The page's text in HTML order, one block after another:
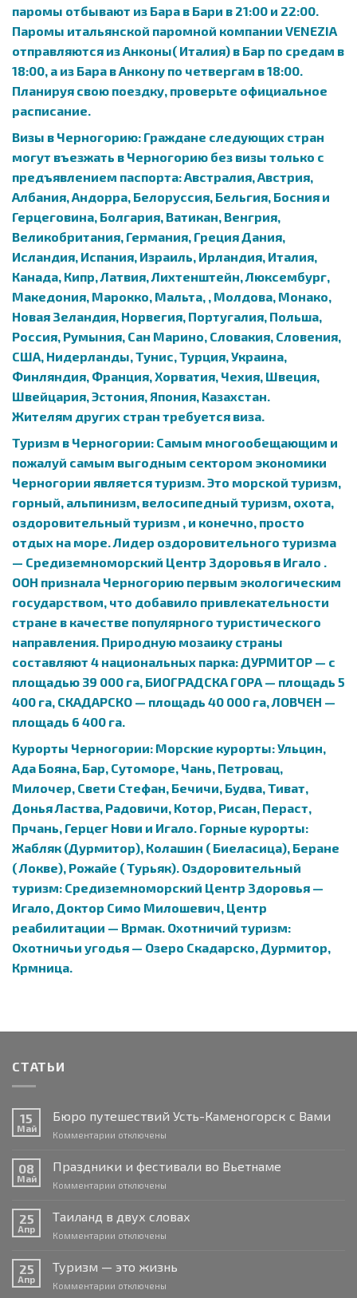
паромы отбывают из Бара в Бари в 21:00 и 22:00.
Паромы итальянской паромной компании VENEZIA
отправляются из Анконы( Италия) в Бар по средам в
18:00, а из Бара в Анкону по четвергам в 18:00.
Планируя свою поездку, проверьте официальное
расписание.
Визы в Черногорию: Граждане следующих стран
могут въезжать в Черногорию без визы только с
предъявлением паспорта: Австралия, Австрия,
Албания, Андорра, Белоруссия, Бельгия, Босния и
Герцеговина, Болгария, Ватикан, Венгрия,
Великобритания, Германия, Греция Дания,
Исландия, Испания, Израиль, Ирландия, Италия,
Канада, Кипр, Латвия, Лихтенштейн, Люксембург,
Македония, Марокко, Мальта, , Молдова, Монако,
Новая Зеландия, Норвегия, Португалия, Польша,
Россия, Румыния, Сан Марино, Словакия, Словения,
США, Нидерланды, Тунис, Турция, Украина,
Финляндия, Франция, Хорватия, Чехия, Швеция,
Швейцария, Эстония, Япония, Казахстан.
Жителям других стран требуется виза.
Туризм в Черногории: Самым многообещающим и
пожалуй самым выгодным сектором экономики
Черногории является туризм. Это морской туризм,
горный, альпинизм, велосипедный туризм, охота,
оздоровительный туризм , и конечно, просто
отдых на море. Лидер оздоровительного туризма
— Средиземноморский Центр Здоровья в Игало .
ООН признала Черногорию первым экологическим
государством, что добавило привлекательности
стране в качестве популярного туристического
направления. Природную мозаику страны
составляют 4 национальных парка: ДУРМИТОР — с
площадью 39 000 га, БИОГРАДСКА ГОРА — площадь 5
400 га, СКАДАРСКО — площадь 40 000 га, ЛОВЧЕН —
площадь 6 400 га.
Курорты Черногории: Морские курорты: Ульцин,
Ада Бояна, Бар, Сутоморе, Чань, Петровац,
Милочер, Свети Стефан, Бечичи, Будва, Тиват,
Донья Ластва, Радовичи, Koтор, Рисан, Пераст,
Прчань, Герцег Нови и Игало. Горные курорты:
Жабляк (Дурмитор), Колашин ( Биеласица), Беране
( Локве), Рожайе ( Турьяк). Оздоровительный
туризм: Средиземноморский Центр Здоровья —
Игало, Доктор Симо Милошевич, Центр
реабилитации — Врмак. Охотничий туризм:
Охотничьи угодья — Озеро Скадарско, Дурмитор,
Крмница.
СТАТЬИ
15
Май
Бюро путешествий Усть-Каменогорск с Вами
Комментарии к
путешествий
Усть-
с
отключены
08
Май
Праздники и фестивали во Вьетнаме
Комментарии к
и
фестивали
Вьетнаме
отключены
25
Апр
Таиланд в двух словах
Комментарии к
в
двух
отключены
25
Апр
Туризм — это жизнь
Комментарии котключены